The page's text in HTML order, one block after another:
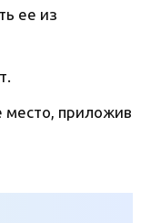
ее из
место, приложив